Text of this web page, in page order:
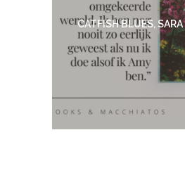
CATFISH BLUES,